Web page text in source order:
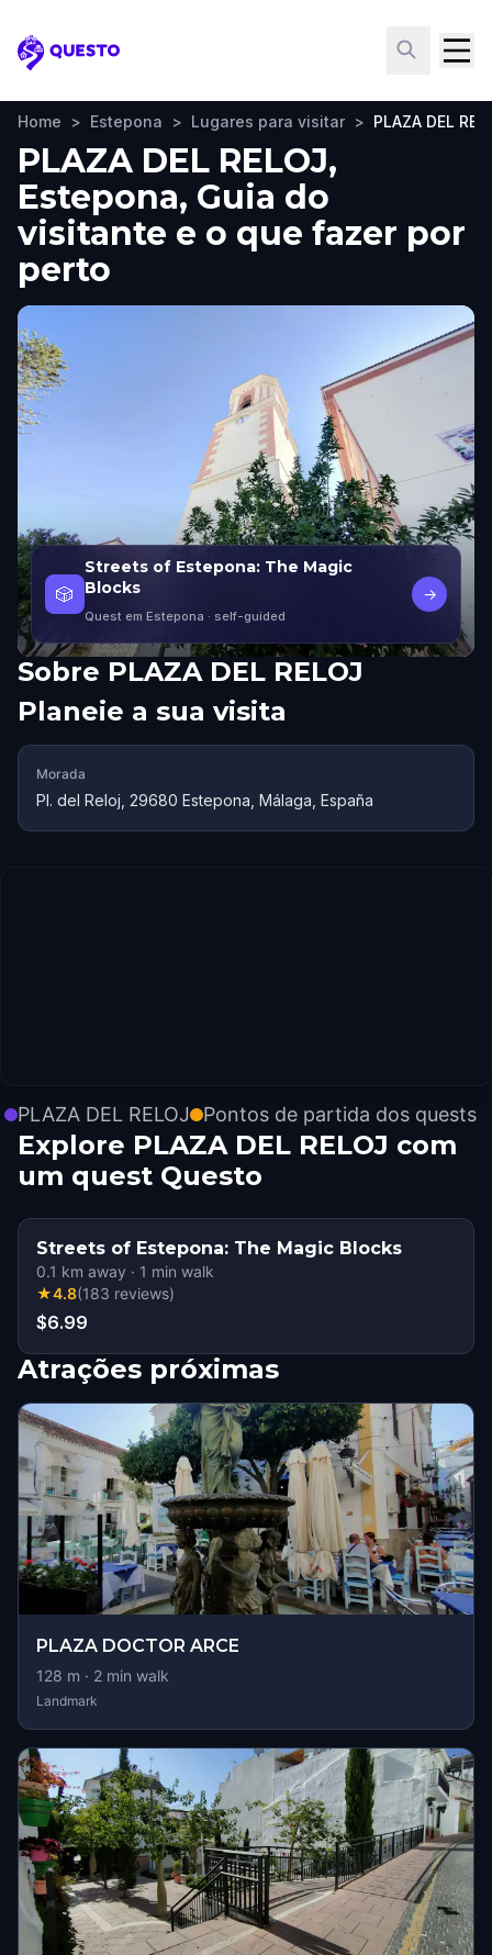
Questo
Home > Estepona > Lugares para visitar > PLAZA DEL
PLAZA DEL RELOJ,
Estepona, Guia do
visitante e o que fazer por
perto
🎲
Streets of Estepona: The Magic
Blocks
Quest em Estepona · self-guided
→
Sobre PLAZA DEL RELOJ
Planeie a sua visita
Morada
Pl. del Reloj, 29680 Estepona, Málaga, España
PLAZA DEL RELOJ Pontos de partida dos quests
Explore PLAZA DEL RELOJ com
um quest Questo
Streets of Estepona: The Magic Blocks
0.1 km away · 1 min walk
★4.8(183 reviews)
$6.99
Atrações próximas
PLAZA DOCTOR ARCE
128 m · 2 min walk
Landmark